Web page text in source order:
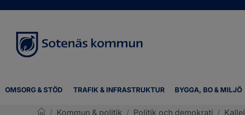
OMSORG & STÖD TRAFIK & INFRASTRUKTUR BYGGA, BO & MILJÖ
/ Kommun & politik / Politik och demokrati /